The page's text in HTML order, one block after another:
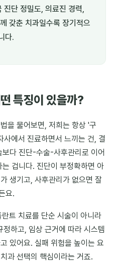
진단 정밀도, 의료진 경력,
갖춘 치과일수록 장기적으
다.
특징이 있을까?
을 물어보면, 저희는 항상 '구
에서 진료하면서 느끼는 건, 결
다 진단-수술-사후관리로 이어
겁니다. 진단이 부정확하면 아
생기고, 사후관리가 없으면 잘
요.
트 치료를 단순 시술이 아니라
하고, 임상 근거에 따라 시스템
있어요. 실패 위험을 높이는 요
과 선택의 핵심이라는 거죠.